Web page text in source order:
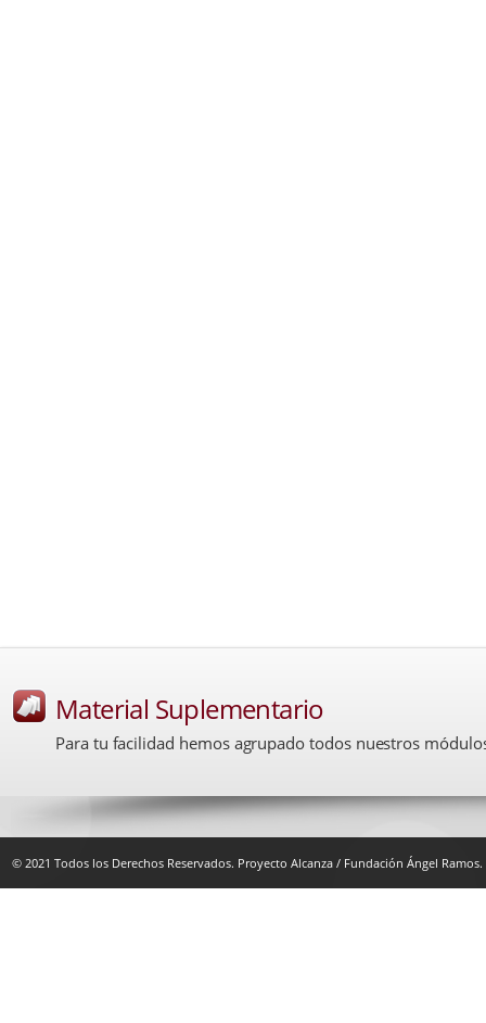
Material Suplementario
Para tu facilidad hemos agrupado todos nuestros
© 2021 Todos los Derechos Reservados. Proyecto Alcanza / Fundación Ángel Ramos.